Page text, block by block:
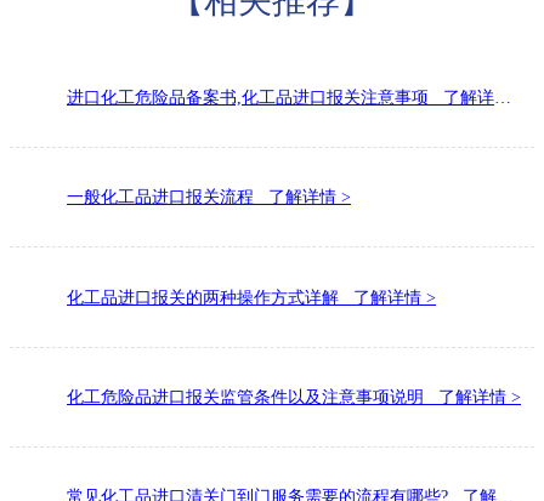
进口化工危险品备案书,化工品进口报关注意事项 了解详情 >
一般化工品进口报关流程 了解详情 >
化工品进口报关的两种操作方式详解 了解详情 >
化工危险品进口报关监管条件以及注意事项说明 了解详情 >